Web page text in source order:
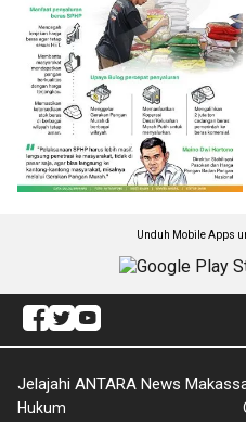
Unduh Mobile Apps
Jelajahi ANTARA News
Hukum